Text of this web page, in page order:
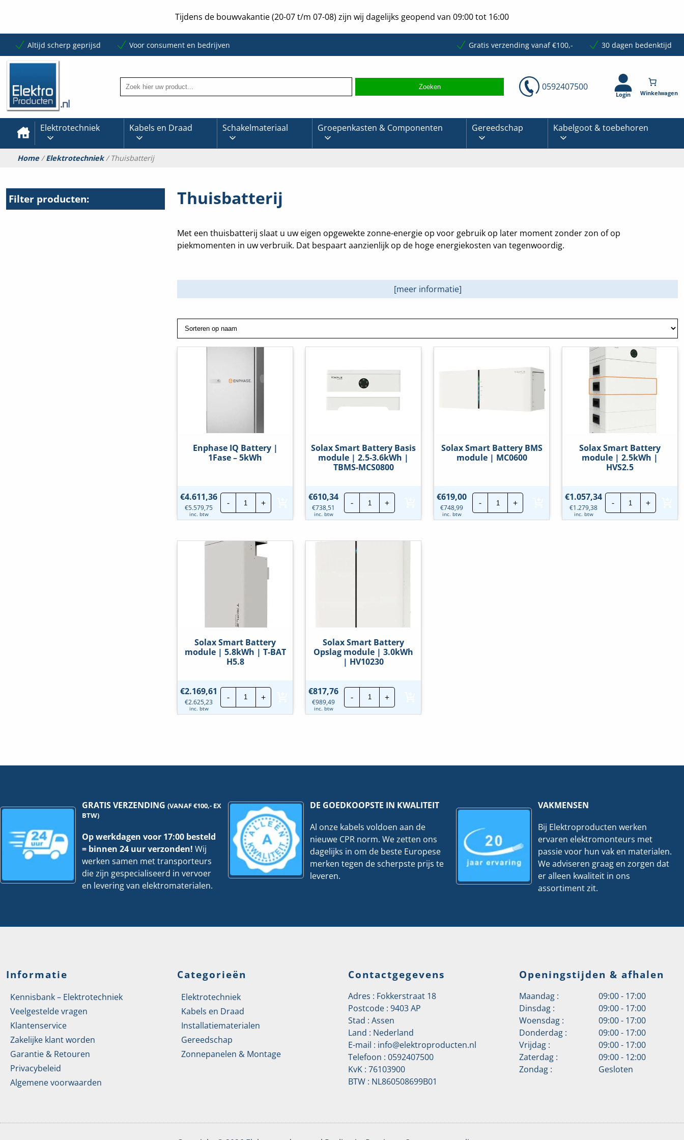
Tijdens de bouwvakantie (20-07 t/m 07-08) zijn wij dagelijks geopend van 09:00 tot 16:00
Altijd scherp geprijsd Voor consument en bedrijven Gratis verzending vanaf €100,- 30 dagen bedenktijd
0592407500
Login
Elektrotechniek Kabels en Draad Schakelmateriaal Groepenkasten & Componenten Gereedschap Kabelgoot & toebehoren
Home/Elektrotechniek/ Thuisbatterij
Filter producten: Thuisbatterij
Met een thuisbatterij slaat u uw eigen opgewekte zonne-energie op voor gebruik op later moment zonder zon of op
piekmomenten in uw verbruik. Dat bespaart aanzienlijk op de hoge energiekosten van tegenwoordig.
[meer informatie]
Enphase IQ Battery |
1Fase – 5kWh
€4.611,36
€5.579,75
inc. btw
-
Enphase
IQ
Battery
|
5kWh
hoeveelheid
+
Solax Smart Battery Basis
module | 2.5-3.6kWh |
TBMS-MCS0800
€610,34
€738,51
inc. btw
-
Solax
Smart
Battery
Basis
+
Solax Smart Battery BMS
module | MC0600
€619,00
€748,99
inc. btw
-
Solax
Smart
Battery
BMS
+
Solax Smart Battery
module | 2.5kWh |
HVS2.5
€1.057,34
€1.279,38
inc. btw
-
Solax
Smart
Battery
module
+
Solax Smart Battery
module | 5.8kWh | T-BAT
H5.8
€2.169,61
€2.625,23
inc. btw
-
Solax
Smart
Battery
module
H5.8
+
Solax Smart Battery
Opslag module | 3.0kWh
| HV10230
€817,76
€989,49
inc. btw
-
Solax
Smart
Battery
Opslag
hoeveelheid
+
GRATIS VERZENDING(VANAF €100,- EX
BTW)
Op werkdagen voor 17:00 besteld
= binnen 24 uur verzonden! Wij
werken samen met transporteurs
die zijn gespecialiseerd in vervoer
en levering van elektromaterialen.
DE GOEDKOOPSTE IN KWALITEIT
Al onze kabels voldoen aan de
nieuwe CPR norm. We zetten ons
dagelijks in om de beste Europese
merken tegen de scherpste prijs te
leveren.
VAKMENSEN
Bij Elektroproducten werken
ervaren elektromonteurs met
passie voor hun vak en materialen.
We adviseren graag en zorgen dat
er alleen kwaliteit in ons
assortiment zit.
Informatie
Kennisbank – Elektrotechniek
Veelgestelde vragen
Klantenservice
Zakelijke klant worden
Garantie & Retouren
Privacybeleid
Algemene voorwaarden
Categorieën
Elektrotechniek
Kabels en Draad
Installatiematerialen
Gereedschap
Zonnepanelen & Montage
Contactgegevens
Adres : Fokkerstraat 18
Postcode : 9403 AP
Stad : Assen
Land : Nederland
E-mail : info@elektroproducten.nl
Telefoon : 0592407500
KvK : 76103900
BTW : NL860508699B01
Openingstijden & afhalen
Maandag :
09:00 - 17:00
Dinsdag :
09:00 - 17:00
Woensdag :
09:00 - 17:00
Donderdag :
09:00 - 17:00
Vrijdag :
09:00 - 17:00
Zaterdag :
09:00 - 12:00
Zondag :
Gesloten